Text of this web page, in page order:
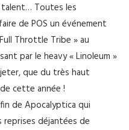
Toutes les
de POS un événement
Throttle Tribe » au
par le heavy « Linoleum »
que du très haut
cette année !
de Apocalyptica qui
déjantées de